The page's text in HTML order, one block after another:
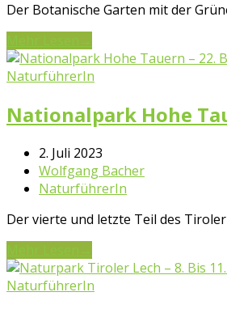
Der Botanische Garten mit der
NaturführerIn
Nationalpark Hohe
2. Juli 2023
Wolfgang Bacher
NaturführerIn
Der vierte und letzte Teil des
NaturführerIn